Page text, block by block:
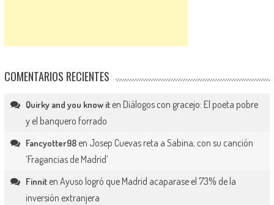
COMENTARIOS RECIENTES
Quirky and you know iten Diálogos con gracejo: El poeta pobre
y el banquero forrado
Fancyotter98en Josep Cuevas reta a Sabina, con su canción
‘Fragancias de Madrid’
Finniten Ayuso logró que Madrid acaparase el 73% de la
inversión extranjera